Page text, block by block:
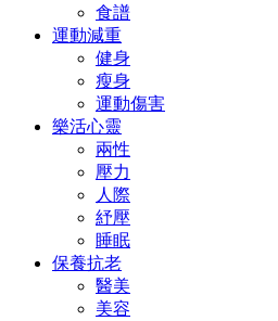
食譜
運動減重
健身
瘦身
運動傷害
樂活心靈
兩性
壓力
人際
紓壓
睡眠
保養抗老
醫美
美容